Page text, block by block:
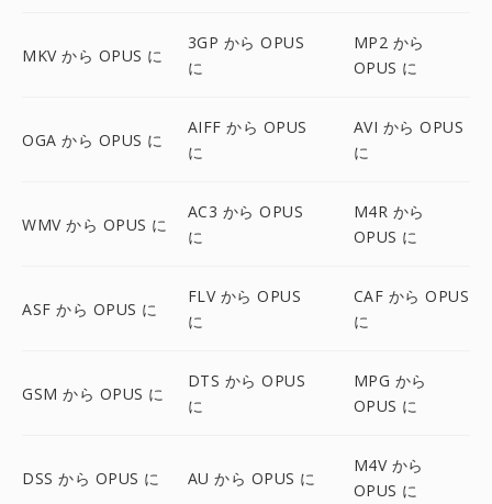
MKV から OPUS に
3GP から OPUS
に
MP2 から
OPUS に
OGA から OPUS に
AIFF から OPUS
に
AVI から OPUS
に
WMV から OPUS に
AC3 から OPUS
に
M4R から
OPUS に
ASF から OPUS に
FLV から OPUS
に
CAF から OPUS
に
GSM から OPUS に
DTS から OPUS
に
MPG から
OPUS に
DSS から OPUS に AU から OPUS に
M4V から
OPUS に